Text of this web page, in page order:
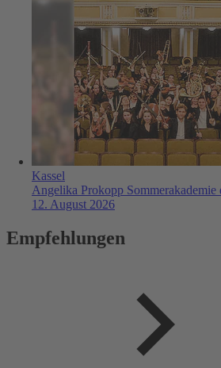
Kassel
Angelika Prokopp
12. August 2026
Empfehlungen